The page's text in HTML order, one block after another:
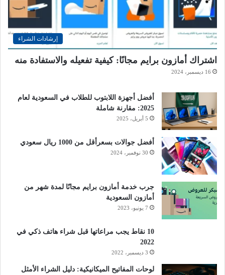
إرشادات الشراء
اشتراك أمازون برايم مجانًا: كيفية تفعيله والاستفادة منه
16 ديسمبر، 2024
أفضل أجهزة اللابتوب للطلاب في السعودية لعام
2025: مقارنة شاملة
5 أبريل، 2025
أفضل جوالات بسعرأقل من 1000 ريال سعودي
30 نوفمبر، 2024
جرب خدمة أمازون برايم مجانًا لمدة شهر من
أمازون السعودية
7 يونيو، 2023
10 نقاط يجب مراعاتها قبل شراء هاتف ذكي في
2022
3 ديسمبر، 2022
لوحات المفاتيح الميكانيكية: دليل الشراء الأمثل